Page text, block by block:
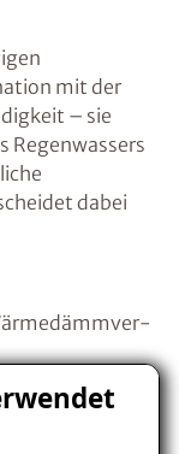
mit der
– sie
Regenwassers
dabei
Mauerwerk,